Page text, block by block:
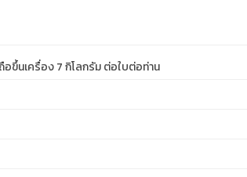
อขึ้นเครื่อง 7 กิโลกรัม ต่อใบต่อท่าน